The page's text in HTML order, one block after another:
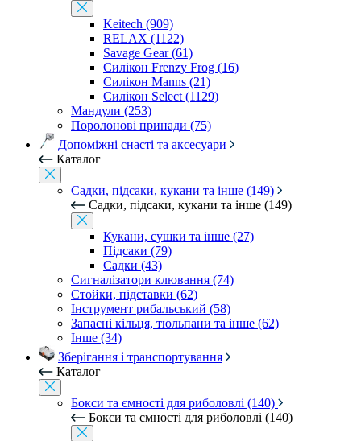
Keitech (909)
RELAX (1122)
Savage Gear (61)
Силікон Frenzy Frog (16)
Силікон Manns (21)
Силікон Select (1129)
Мандули (253)
Поролонові принади (75)
Допоміжні снасті та аксесуари
Каталог
Садки, підсаки, кукани та інше (149)
Садки, підсаки, кукани та інше (149)
Кукани, сушки та інше (27)
Підсаки (79)
Садки (43)
Сигналізатори клювання (74)
Стойки, підставки (62)
Інструмент рибальський (58)
Запасні кільця, тюльпани та інше (62)
Інше (34)
Зберігання і транспортування
Каталог
Бокси та ємності для риболовлі (140)
Бокси та ємності для риболовлі (140)